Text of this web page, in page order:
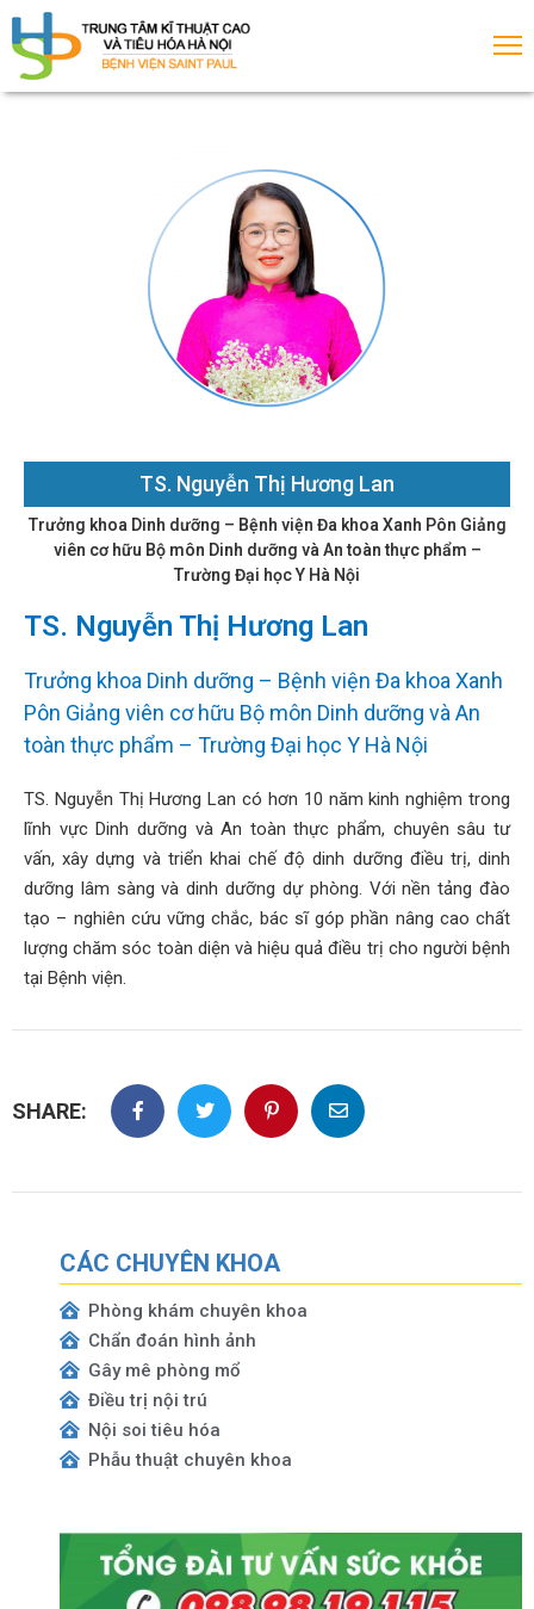
TS. Nguyễn Thị Hương Lan
Trưởng khoa Dinh dưỡng – Bệnh viện Đa khoa Xanh Pôn Giảng
viên cơ hữu Bộ môn Dinh dưỡng và An toàn thực phẩm –
Trường Đại học Y Hà Nội
TS. Nguyễn Thị Hương Lan
Trưởng khoa Dinh dưỡng – Bệnh viện Đa khoa Xanh
Pôn Giảng viên cơ hữu Bộ môn Dinh dưỡng và An
toàn thực phẩm – Trường Đại học Y Hà Nội
TS. Nguyễn Thị Hương Lan có hơn 10 năm kinh nghiệm trong
lĩnh vực Dinh dưỡng và An toàn thực phẩm, chuyên sâu tư
vấn, xây dựng và triển khai chế độ dinh dưỡng điều trị, dinh
dưỡng lâm sàng và dinh dưỡng dự phòng. Với nền tảng đào
tạo – nghiên cứu vững chắc, bác sĩ góp phần nâng cao chất
lượng chăm sóc toàn diện và hiệu quả điều trị cho người bệnh
tại Bệnh viện.
SHARE:
CÁC CHUYÊN KHOA
Phòng khám chuyên khoa
Chẩn đoán hình ảnh
Gây mê phòng mổ
Điều trị nội trú
Nội soi tiêu hóa
Phẫu thuật chuyên khoa